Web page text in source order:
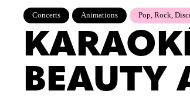
Concerts Animations Pop, Rock,
BEAUTY